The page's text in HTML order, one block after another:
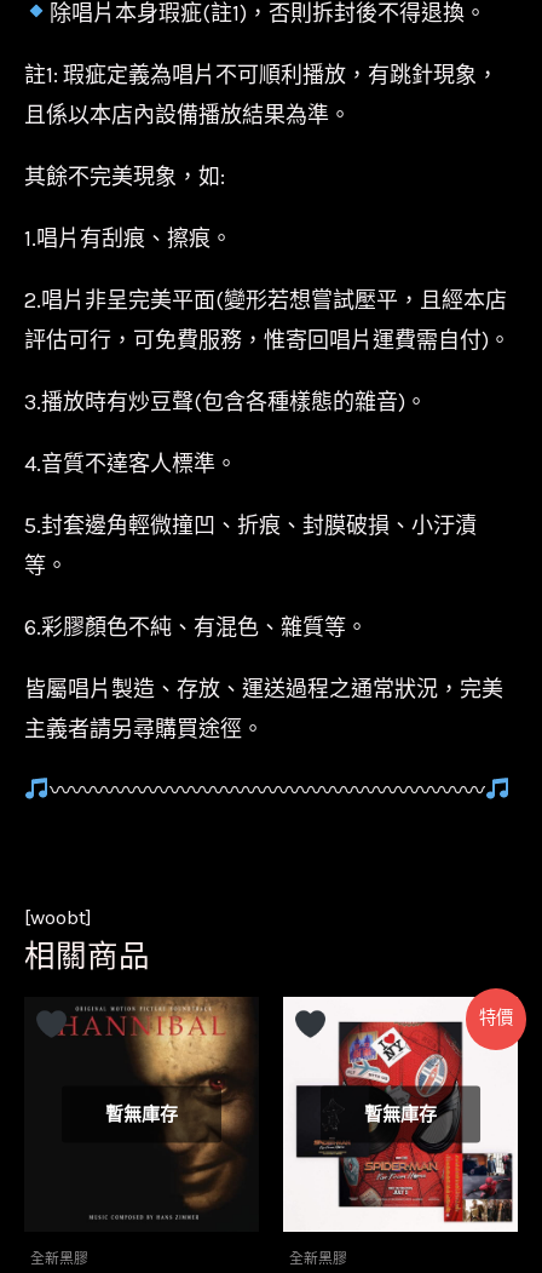
除唱片本身瑕疵(註1)，否則拆封後不得退換。
註1: 瑕疵定義為唱片不可順利播放，有跳針現象，
且係以本店內設備播放結果為準。
其餘不完美現象，如:
1.唱片有刮痕、擦痕。
2.唱片非呈完美平面(變形若想嘗試壓平，且經本店
評估可行，可免費服務，惟寄回唱片運費需自付)。
3.播放時有炒豆聲(包含各種樣態的雜音)。
4.音質不達客人標準。
5.封套邊角輕微撞凹、折痕、封膜破損、小汙漬
等。
6.彩膠顏色不純、有混色、雜質等。
皆屬唱片製造、存放、運送過程之通常狀況，完美
主義者請另尋購買途徑。
〰〰〰〰〰〰〰〰〰〰〰〰〰〰〰〰〰〰〰〰
[woobt]
相關商品
暫無庫存
全新黑膠
特價
暫無庫存
全新黑膠